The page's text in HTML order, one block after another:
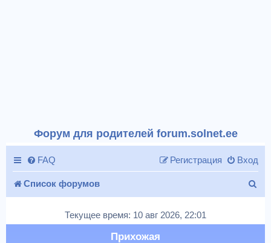
Форум для родителей forum.solnet.ee
FAQ Вход
Регистрация
Список форумов
и
Текущее время: 10 авг 2026, 22:01
Прихожая